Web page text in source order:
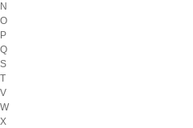
N
O
P
Q
S
T
V
W
X